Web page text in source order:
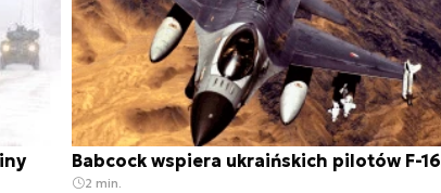
Babcock wspiera ukraińskich pilotów F-16
2 min.